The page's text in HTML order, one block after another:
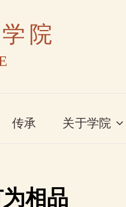
院
传承 关于学院
相品